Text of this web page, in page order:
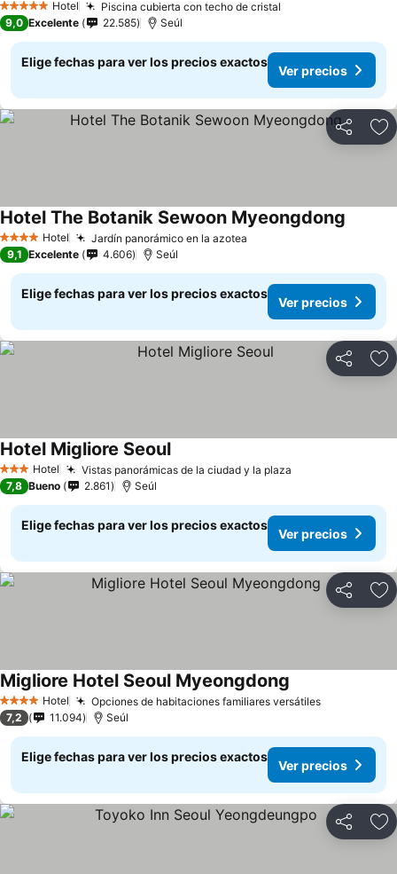
5 Estrellas Hotel Piscina cubierta con techo de cristal
9,0 Excelente 22.585 Seúl
Elige fechas para ver los precios exactos
Ver precios
Compartir
4 EstrellasHotel Jardín panorámico en la azotea
Hotel The Botanik Sewoon Myeongdong
9,1 Excelente 4.606 Seúl
Elige fechas para ver los precios exactos
Ver precios
Compartir
3 Estrellas
Hotel Vistas panorámicas de la ciudad y la plaza
Hotel Migliore SeoulVer precios
7,8 Bueno 2.861 Seúl
Elige fechas para ver los precios exactos
Ver precios
Compartir
4 EstrellasHotel Opciones de habitaciones familiares versátilesVer precios
Migliore Hotel Seoul Myeongdong
7,2 11.094 Seúl
Elige fechas para ver los precios exactos
Ver precios
Compartir